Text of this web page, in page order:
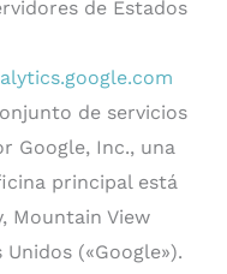
de Estados
de servicios
Google, Inc., una
principal está
Mountain View
(«Google»).